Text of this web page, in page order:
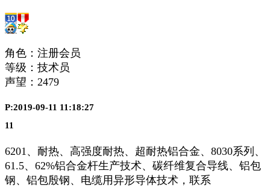
角色：注册会员
等级：技术员
声望： 2479
P:2019-09-11 11:18:27
11
6201、耐热、高强度耐热、超耐热铝合金、8030系列、
61.5、62%铝合金杆生产技术、碳纤维复合导线、铝包
钢、铝包殷钢、电缆用异形导体技术，联系